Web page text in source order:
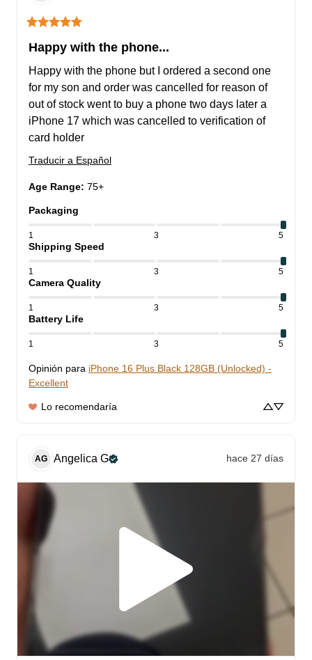
Happy with the phone...
Happy with the phone but I ordered a second one
for my son and order was cancelled for reason of
out of stock went to buy a phone two days later a
iPhone 17 which was cancelled to verification of
card holder
Traducir a Español
Age Range: 75+
Packaging
1 3 5
Shipping Speed
1 3 5
Camera Quality
1 3 5
Battery Life
1 3 5
Opinión para iPhone 16 Plus Black 128GB (Unlocked) -
Excellent
Lo recomendaría
AG Angelica G hace 27 días